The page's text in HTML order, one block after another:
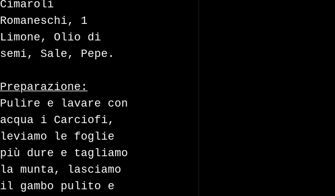
Cimaroli
Romaneschi, 1
Limone, Olio di
semi, Sale, Pepe.
Preparazione:
Pulire e lavare con
acqua i Carciofi,
leviamo le foglie
più dure e tagliamo
la munta, lasciamo
il gambo pulito e